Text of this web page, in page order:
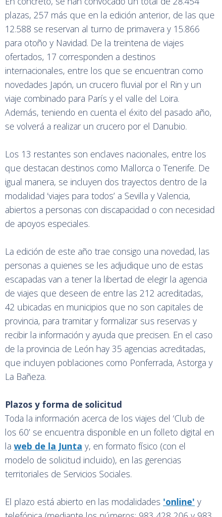
plazas, 257 más que en la edición anterior, de las que
12.588 se reservan al turno de primavera y 15.866
para otoño y Navidad. De la treintena de viajes
ofertados, 17 corresponden a destinos
internacionales, entre los que se encuentran como
novedades Japón, un crucero fluvial por el Rin y un
viaje combinado para París y el valle del Loira.
Además, teniendo en cuenta el éxito del pasado año,
se volverá a realizar un crucero por el Danubio.
Los 13 restantes son enclaves nacionales, entre los
que destacan destinos como Mallorca o Tenerife. De
igual manera, se incluyen dos trayectos dentro de la
modalidad ‘viajes para todos’ a Sevilla y Valencia,
abiertos a personas con discapacidad o con necesidad
de apoyos especiales.
La edición de este año trae consigo una novedad, las
personas a quienes se les adjudique uno de estas
escapadas van a tener la libertad de elegir la agencia
de viajes que deseen de entre las 212 acreditadas,
42 ubicadas en municipios que no son capitales de
provincia, para tramitar y formalizar sus reservas y
recibir la información y ayuda que precisen. En el caso
de la provincia de León hay 35 agencias acreditadas,
que incluyen poblaciones como Ponferrada, Astorga y
La Bañeza.
Plazos y forma de solicitud
Toda la información acerca de los viajes del ‘Club de
los 60’ se encuentra disponible en un folleto digital en
la web de la Junta y, en formato físico (con el
modelo de solicitud incluido), en las gerencias
territoriales de Servicios Sociales.
El plazo está abierto en las modalidades 'online' y